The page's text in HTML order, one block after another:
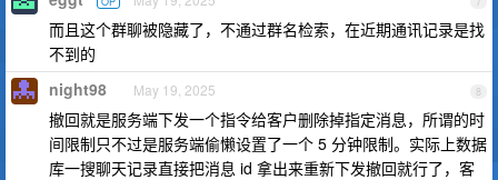
而且这个群聊被隐藏了，不通过群名检索，在近期通讯记录是找
不到的
8
night98 May 19, 2025
撤回就是服务端下发一个指令给客户删除掉指定消息，所谓的时
间限制只不过是服务端偷懒设置了一个 5 分钟限制。实际上数据
库一搜聊天记录直接把消息 id 拿出来重新下发撤回就行了，客